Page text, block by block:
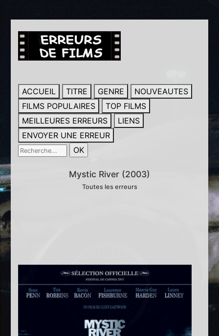
ACCUEIL TITRE GENRE
NOUVEAUTES
FILMS POPULAIRES
TOP FILMS
MEILLEURES ERREURS
LIENS
ENVOYER UNE ERREUR
Mystic River (2003)
Toutes les erreurs